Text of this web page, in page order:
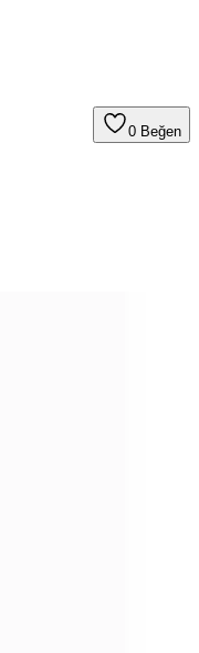
0 Beğen
ve
Kullanım İçin
çantası, hafifliği, şık
uygun,
FBQ2492:
Özellikleri
ile Fossil
inceler: kasa ve kadran
mineral cam, 5 ATM
ve günlük ile spor
ve görünüm